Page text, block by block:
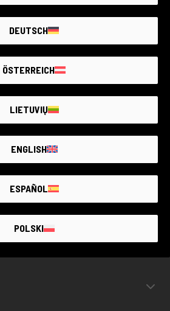
DES ÉTATS
OCCASION GARANTIE
JUSQU’À4 ANS
DEUTSCH
ÖSTERREICH
LIETUVIŲ
ENGLISH
ESPAÑOL
POLSKI